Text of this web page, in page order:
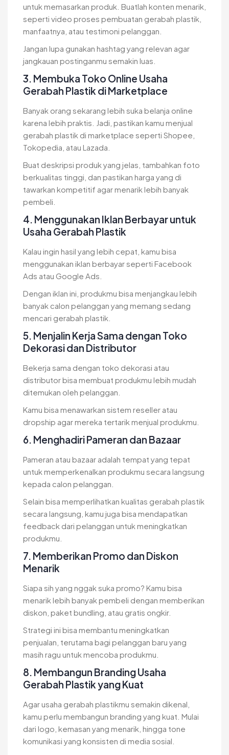
untuk memasarkan produk. Buatlah konten menarik,
seperti video proses pembuatan gerabah plastik,
manfaatnya, atau testimoni pelanggan.
Jangan lupa gunakan hashtag yang relevan agar
jangkauan postinganmu semakin luas.
3. Membuka Toko Online Usaha
Gerabah Plastik di Marketplace
Banyak orang sekarang lebih suka belanja online
karena lebih praktis. Jadi, pastikan kamu menjual
gerabah plastik di marketplace seperti Shopee,
Tokopedia, atau Lazada.
Buat deskripsi produk yang jelas, tambahkan foto
berkualitas tinggi, dan pastikan harga yang di
tawarkan kompetitif agar menarik lebih banyak
pembeli.
4. Menggunakan Iklan Berbayar untuk
Usaha Gerabah Plastik
Kalau ingin hasil yang lebih cepat, kamu bisa
menggunakan iklan berbayar seperti Facebook
Ads atau Google Ads.
Dengan iklan ini, produkmu bisa menjangkau lebih
banyak calon pelanggan yang memang sedang
mencari gerabah plastik.
5. Menjalin Kerja Sama dengan Toko
Dekorasi dan Distributor
Bekerja sama dengan toko dekorasi atau
distributor bisa membuat produkmu lebih mudah
ditemukan oleh pelanggan.
Kamu bisa menawarkan sistem reseller atau
dropship agar mereka tertarik menjual produkmu.
6. Menghadiri Pameran dan Bazaar
Pameran atau bazaar adalah tempat yang tepat
untuk memperkenalkan produkmu secara langsung
kepada calon pelanggan.
Selain bisa memperlihatkan kualitas gerabah plastik
secara langsung, kamu juga bisa mendapatkan
feedback dari pelanggan untuk meningkatkan
produkmu.
7. Memberikan Promo dan Diskon
Menarik
Siapa sih yang nggak suka promo? Kamu bisa
menarik lebih banyak pembeli dengan memberikan
diskon, paket bundling, atau gratis ongkir.
Strategi ini bisa membantu meningkatkan
penjualan, terutama bagi pelanggan baru yang
masih ragu untuk mencoba produkmu.
8. Membangun Branding Usaha
Gerabah Plastik yang Kuat
Agar usaha gerabah plastikmu semakin dikenal,
kamu perlu membangun branding yang kuat. Mulai
dari logo, kemasan yang menarik, hingga tone
komunikasi yang konsisten di media sosial.